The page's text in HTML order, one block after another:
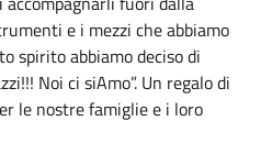
e i mezzi che abbiamo
spirito abbiamo deciso di
Noi ci siAmo”. Un regalo di
le nostre famiglie e i loro